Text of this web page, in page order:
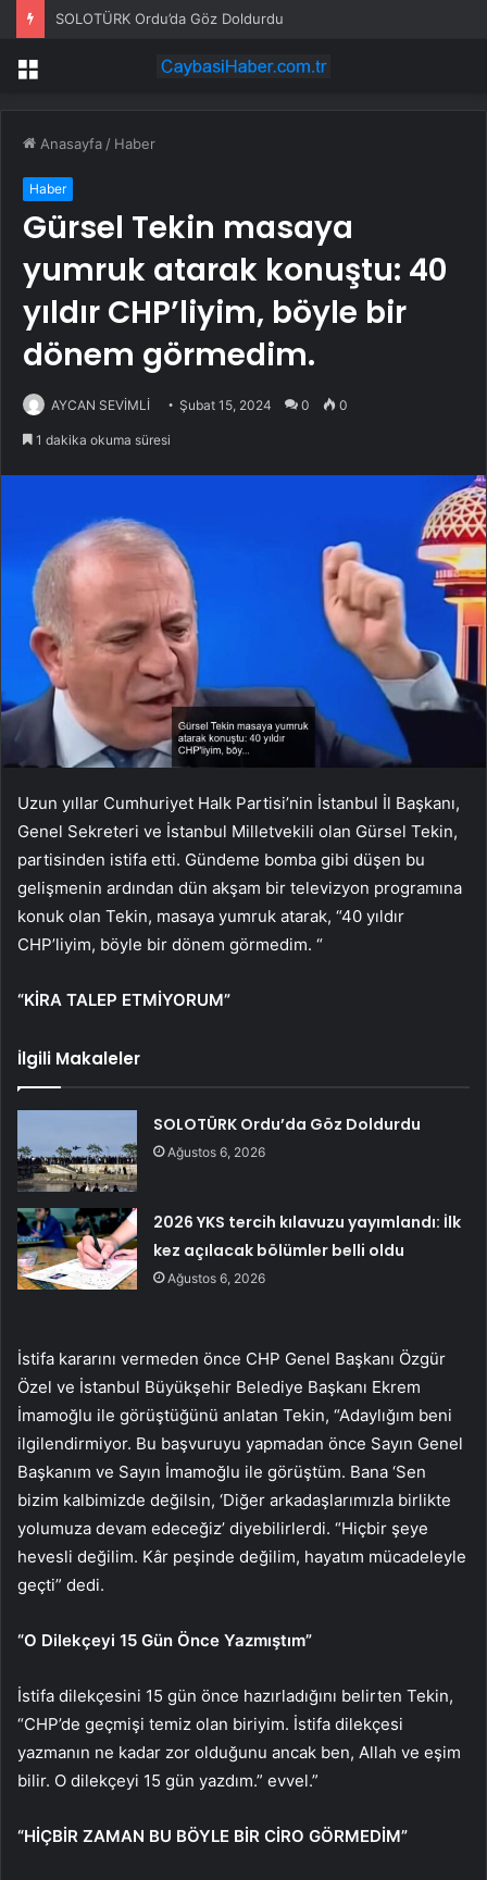
SOLOTÜRK Ordu’da Göz Doldurdu
Menü
Anasayfa / Haber
Haber
Gürsel Tekin masaya
yumruk atarak konuştu: 40
yıldır CHP’liyim, böyle bir
dönem görmedim.
AYCAN SEVİMLİ Şubat 15, 2024 0 0
1 dakika okuma süresi
Uzun yıllar Cumhuriyet Halk Partisi’nin İstanbul İl Başkanı,
Genel Sekreteri ve İstanbul Milletvekili olan Gürsel Tekin,
partisinden istifa etti. Gündeme bomba gibi düşen bu
gelişmenin ardından dün akşam bir televizyon programına
konuk olan Tekin, masaya yumruk atarak, “40 yıldır
CHP’liyim, böyle bir dönem görmedim. “
“KİRA TALEP ETMİYORUM”
İlgili Makaleler
SOLOTÜRK Ordu’da Göz Doldurdu
Ağustos 6, 2026
2026 YKS tercih kılavuzu yayımlandı: İlk
kez açılacak bölümler belli oldu
Ağustos 6, 2026
İstifa kararını vermeden önce CHP Genel Başkanı Özgür
Özel ve İstanbul Büyükşehir Belediye Başkanı Ekrem
İmamoğlu ile görüştüğünü anlatan Tekin, “Adaylığım beni
ilgilendirmiyor. Bu başvuruyu yapmadan önce Sayın Genel
Başkanım ve Sayın İmamoğlu ile görüştüm. Bana ‘Sen
bizim kalbimizde değilsin, ‘Diğer arkadaşlarımızla birlikte
yolumuza devam edeceğiz’ diyebilirlerdi. “Hiçbir şeye
hevesli değilim. Kâr peşinde değilim, hayatım mücadeleyle
geçti” dedi.
“O Dilekçeyi 15 Gün Önce Yazmıştım”
İstifa dilekçesini 15 gün önce hazırladığını belirten Tekin,
“CHP’de geçmişi temiz olan biriyim. İstifa dilekçesi
yazmanın ne kadar zor olduğunu ancak ben, Allah ve eşim
bilir. O dilekçeyi 15 gün yazdım.” evvel.”
“HİÇBİR ZAMAN BU BÖYLE BİR CİRO GÖRMEDİM”